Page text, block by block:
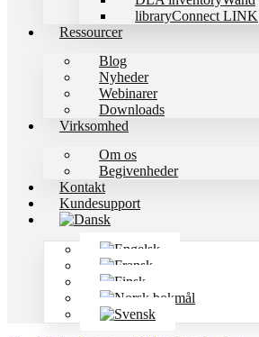
libraryConnect LINK
Ressourcer
Blog
Nyheder
Webinarer
Downloads
Virksomhed
Om os
Begivenheder
Kontakt
Kundesupport